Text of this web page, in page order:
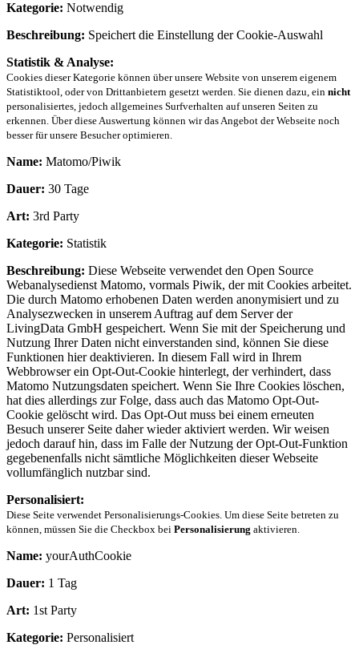
Kategorie: Notwendig
Beschreibung: Speichert die Einstellung der Cookie-Auswahl
Statistik & Analyse:
Cookies dieser Kategorie können über unsere Website von unserem eigenem
Statistiktool, oder von Drittanbietern gesetzt werden. Sie dienen dazu, ein nicht
personalisiertes, jedoch allgemeines Surfverhalten auf unseren Seiten zu
erkennen. Über diese Auswertung können wir das Angebot der Webseite noch
besser für unsere Besucher optimieren.
Name: Matomo/Piwik
Dauer: 30 Tage
Art: 3rd Party
Kategorie: Statistik
Beschreibung: Diese Webseite verwendet den Open Source
Webanalysedienst Matomo, vormals Piwik, der mit Cookies arbeitet.
Die durch Matomo erhobenen Daten werden anonymisiert und zu
Analysezwecken in unserem Auftrag auf dem Server der
LivingData GmbH gespeichert. Wenn Sie mit der Speicherung und
Nutzung Ihrer Daten nicht einverstanden sind, können Sie diese
Funktionen hier deaktivieren. In diesem Fall wird in Ihrem
Webbrowser ein Opt-Out-Cookie hinterlegt, der verhindert, dass
Matomo Nutzungsdaten speichert. Wenn Sie Ihre Cookies löschen,
hat dies allerdings zur Folge, dass auch das Matomo Opt-Out-
Cookie gelöscht wird. Das Opt-Out muss bei einem erneuten
Besuch unserer Seite daher wieder aktiviert werden. Wir weisen
jedoch darauf hin, dass im Falle der Nutzung der Opt-Out-Funktion
gegebenenfalls nicht sämtliche Möglichkeiten dieser Webseite
vollumfänglich nutzbar sind.
Personalisiert:
Diese Seite verwendet Personalisierungs-Cookies. Um diese Seite betreten zu
können, müssen Sie die Checkbox bei Personalisierung aktivieren.
Name: yourAuthCookie
Dauer: 1 Tag
Art: 1st Party
Kategorie: Personalisiert